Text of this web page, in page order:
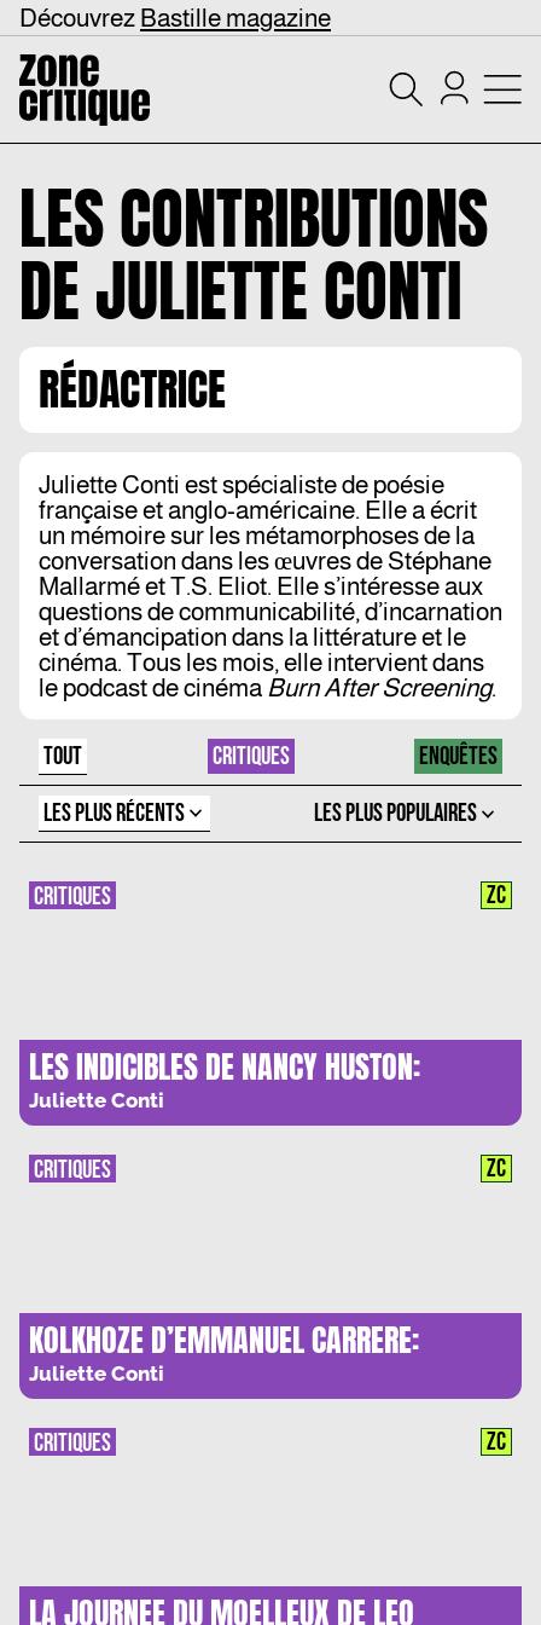
Découvrez Bastille magazine
LES CONTRIBUTIONS
DEJULIETTE CONTI
RÉDACTRICE
Juliette Conti est spécialiste de poésie
française et anglo-américaine. Elle a écrit
un mémoire sur les métamorphoses de la
conversation dans les œuvres de Stéphane
Mallarmé et T.S. Eliot. Elle s’intéresse aux
questions de communicabilité, d’incarnation
et d’émancipation dans la littérature et le
cinéma. Tous les mois, elle intervient dans
le podcast de cinéma Burn After Screening.
TOUT CRITIQUES
ENQUÊTES
LES PLUS RÉCENTS
LES PLUS POPULAIRES
LES INDICIBLES DE NANCY HUSTON:
L’ADVERSAIRE
Juliette Conti
CRITIQUES ZC
KOLKHOZE D’EMMANUEL CARRERE:
TOMBEAU POUR HELENE ZOURABICHVILI
Juliette Conti
CRITIQUES ZC
LA JOURNEE DU MOELLEUX DE LEO
CRITIQUES ZC